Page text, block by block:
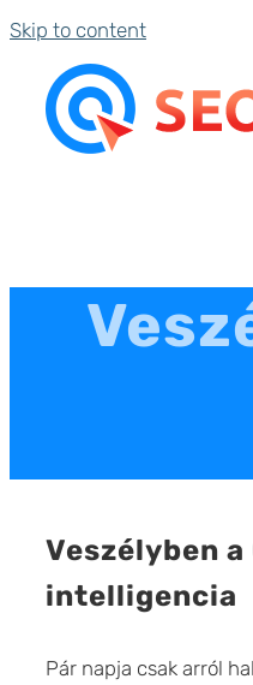
Skip to content
Veszélyben
intelligencia
Pár napja csak arról